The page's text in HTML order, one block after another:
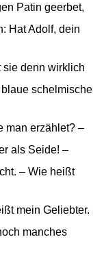
Patin geerbet,
Hat Adolf, dein
sie denn wirklich
schelmische
man erzählet? –
als Seide! –
– Wie heißt
mein Geliebter.
manches